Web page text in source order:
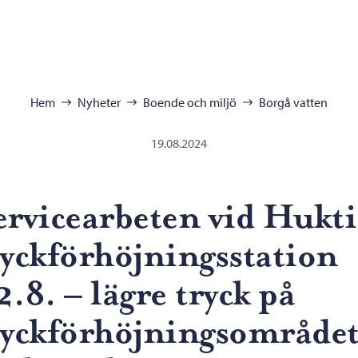
Hem Nyheter Boende och miljö Borgå vatten
19.08.2024
vid
– lägre tryck på